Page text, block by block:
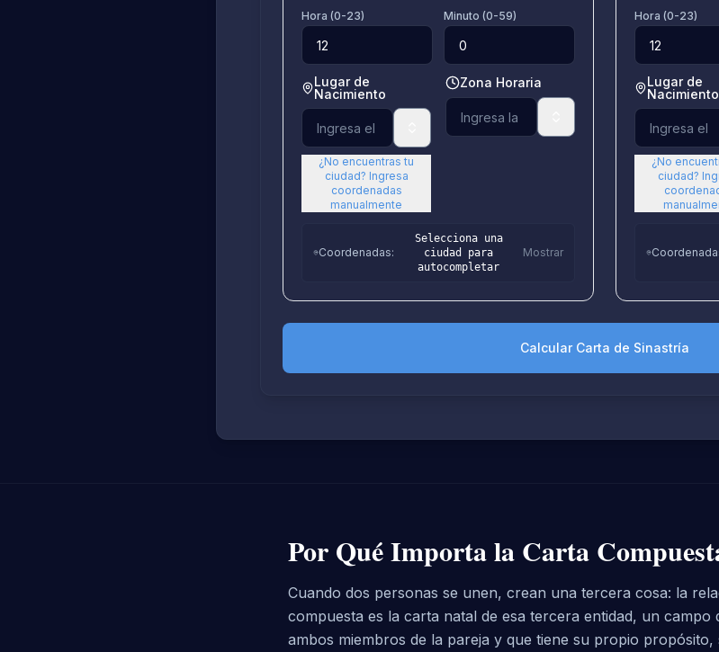
Hora (0-23) Minuto (0-59)
Lugar de
Nacimiento
¿No encuentras tu
ciudad? Ingresa
coordenadas
manualmente
Zona Horaria
Coordenadas:
Selecciona una
ciudad para
autocompletar
Mostrar
Hora (0-23)
Lugar de
Nacimiento
¿No
ciudad?
Calcular Carta de Sinastría
Por Qué Importa la Carta
Cuando dos personas se unen, crean una tercera cosa: la
compuesta es la carta natal de esa tercera entidad, un campo
ambos miembros de la pareja y que tiene su propio